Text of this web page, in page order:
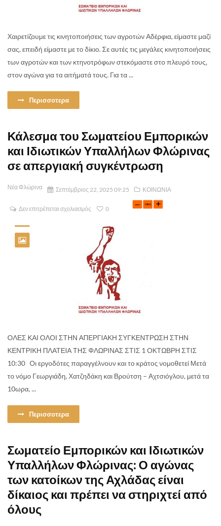
Χαιρετίζουμε τις κινητοποιήσεις των αγροτών Αδέρφια, είμαστε μαζί
σας, επειδή είμαστε με το δίκιο. Σε αυτές τις μεγάλες κινητοποιήσεις
των αγροτών και των κτηνοτρόφων στεκόμαστε στο πλευρό τους,
στον αγώνα για τα αιτήματά τους. Για τα ...
Περισσοτερα
Κάλεσμα του Σωματείου Εμπορικών
και Ιδιωτικών Υπαλλήλων Φλώρινας
σε απεργιακή συγκέντρωση
Νέα Φλώρινα Σεπτέμβριος 22, 2025 09:25 ΚΟΙΝΩΝΙΑ
Δεν επιτρέπεται σχολιασμός 0
ΟΛΕΣ ΚΑΙ ΟΛΟΙ ΣΤΗΝ ΑΠΕΡΓΙΑΚΗ ΣΥΓΚΕΝΤΡΩΣΗ ΣΤΗΝ
ΚΕΝΤΡΙΚΗ ΠΛΑΤΕΙΑ ΤΗΣ ΦΛΩΡΙΝΑΣ ΣΤΙΣ 1 ΟΚΤΩΒΡΗ ΣΤΙΣ
10:30 Οι εργοδότες παραγγέλνουν και το κράτος νομοθετεί Μετά
το νόμο Γεωργιάδη, Χατζηδάκη και Βρούτση – Αχτσιόγλου, μετά τα
10ωρα, ...
Περισσοτερα
Σωματείο Εμπορικών και Ιδιωτικών
Υπαλλήλων Φλώρινας: Ο αγώνας
των κατοίκων της Αχλάδας είναι
δίκαιος και πρέπει να στηριχτεί από
όλους